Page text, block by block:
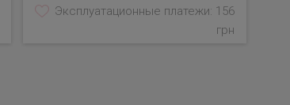
Эксплуатационные платежи: 156
грн